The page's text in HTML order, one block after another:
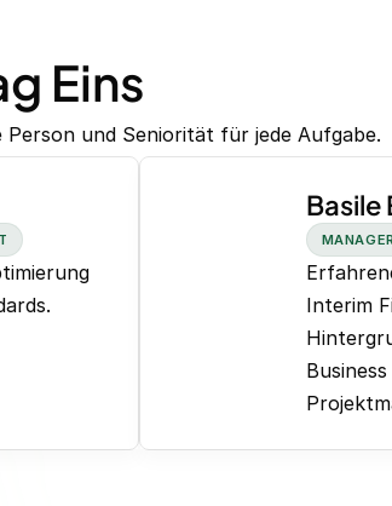
Eins
und Seniorität für jede Aufgabe.
Basile
Interim